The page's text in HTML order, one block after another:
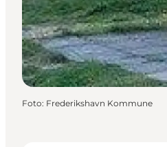
Foto: Frederikshavn Kommune